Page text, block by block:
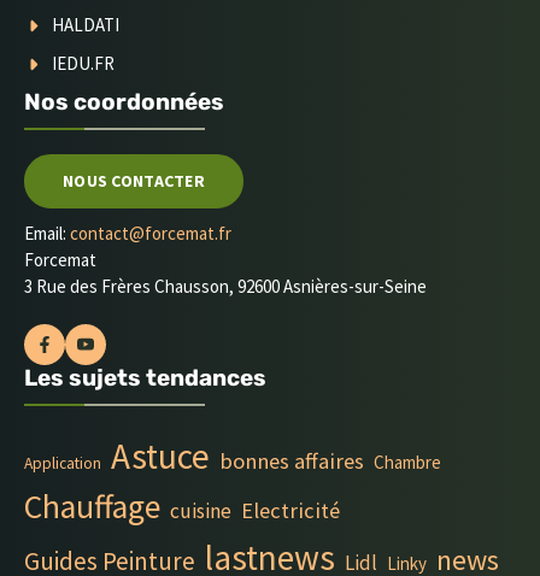
HALDATI
IEDU.FR
Nos coordonnées
NOUS CONTACTER
Email: contact@forcemat.fr
Forcemat
3 Rue des Frères Chausson, 92600 Asnières-sur-Seine
Les sujets tendances
Application Astuce bonnes affaires Chambre
Chauffage cuisine Electricité
Guides Peinture lastnews Lidl Linky news